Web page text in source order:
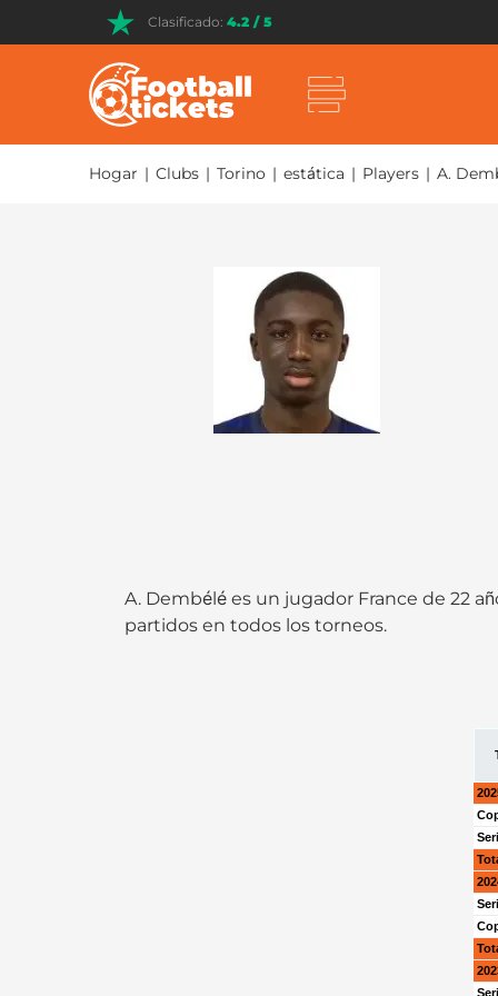
Clasificado: 4.2 / 5
Hogar | Clubs | Torino | estática | Players | A.
A. Dembélé es un jugador France de 22
partidos en todos los torneos.